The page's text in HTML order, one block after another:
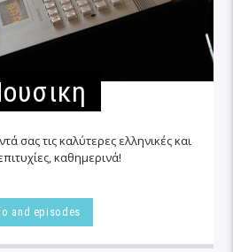
σας τις καλύτερες ελληνικές και
καθημερινά!
and episodes